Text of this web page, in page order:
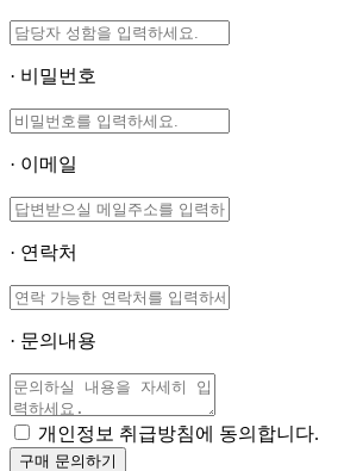
· 비밀번호
· 이메일
· 연락처
· 문의내용
개인정보 취급방침에 동의합니다.